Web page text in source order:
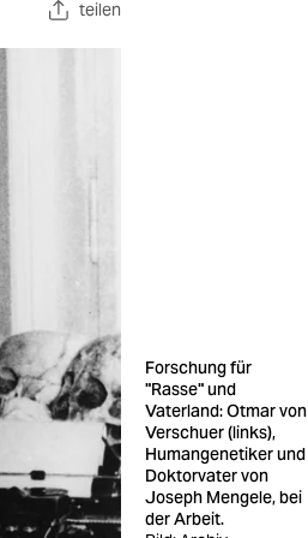
teilen
Forschung für
"Rasse" und
Vaterland: Otmar von
Verschuer (links),
Humangenetiker und
Doktorvater von
Joseph Mengele, bei
der Arbeit.